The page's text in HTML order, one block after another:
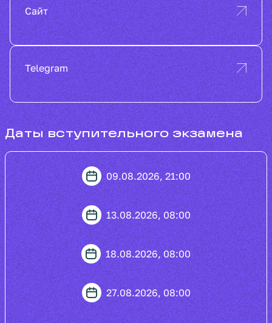
Сайт
Telegram
Даты вступительного экзамена
09.08.2026, 21:00
13.08.2026, 08:00
18.08.2026, 08:00
27.08.2026, 08:00